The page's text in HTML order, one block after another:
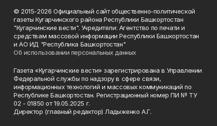
© 2015-2026 Официальный сайт общественно-политической
газеты Кугарчинского района Республики Башкортостан
"Кугарчинские вести". Учредители: Агентство по печати и
средствам массовой информации Республики Башкортостан
и АО ИД "Республика Башкортостан"
Об использовании персональных данных
Газета «Кугарчинские вести» зарегистрирована в Управлении
Федеральной службы по надзору в сфере связи,
информационных технологий и массовых коммуникаций по
Республике Башкортостан. Регистрационный номер ПИ № ТУ
02 - 01850 от 19.05.2025 г.
Директор (главный редактор) Ладыженко А.Г.